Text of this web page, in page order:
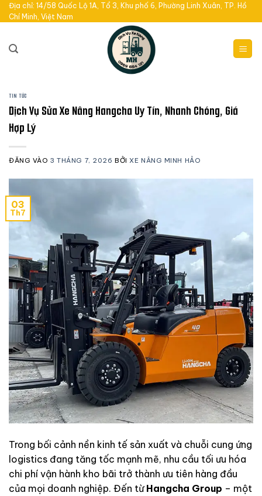
Bỏ
qua
dung
Địa chỉ: 14/58 Quốc Lộ 1A, Tổ 3, Khu phố 6, Phường Linh Xuân, TP. Hồ
Chí Minh, Việt Nam
TIN TỨC
Dịch Vụ Sửa Xe Nâng Hangcha Uy Tín, Nhanh Chóng, Giá
Hợp Lý
ĐĂNG VÀO3 THÁNG 7, 2026 BỞIXE NÂNG MINH HẢO
03
Th7
Trong bối cảnh nền kinh tế sản xuất và chuỗi cung ứng
logistics đang tăng tốc mạnh mẽ, nhu cầu tối ưu hóa
chi phí vận hành kho bãi trở thành ưu tiên hàng đầu
của mọi doanh nghiệp. Đến từ Hangcha Group – một